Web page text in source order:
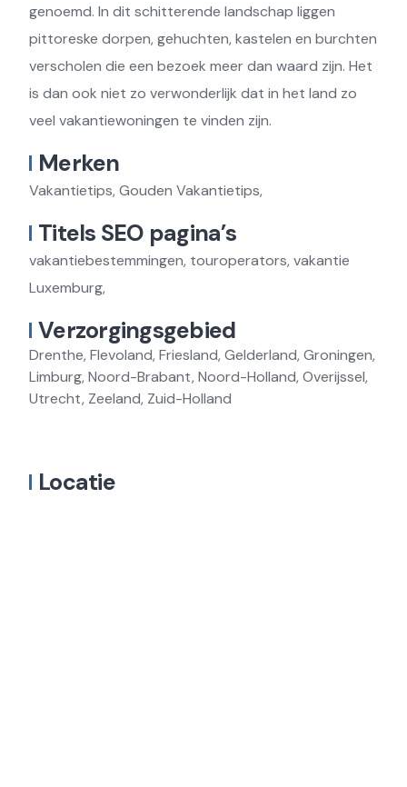
genoemd. In dit schitterende landschap liggen
pittoreske dorpen, gehuchten, kastelen en burchten
verscholen die een bezoek meer dan waard zijn. Het
is dan ook niet zo verwonderlijk dat in het land zo
veel vakantiewoningen te vinden zijn.
Merken
Vakantietips, Gouden Vakantietips,
Titels SEO pagina’s
vakantiebestemmingen, touroperators, vakantie
Luxemburg,
Verzorgingsgebied
Drenthe, Flevoland, Friesland, Gelderland, Groningen,
Limburg, Noord-Brabant, Noord-Holland, Overijssel,
Utrecht, Zeeland, Zuid-Holland
Locatie